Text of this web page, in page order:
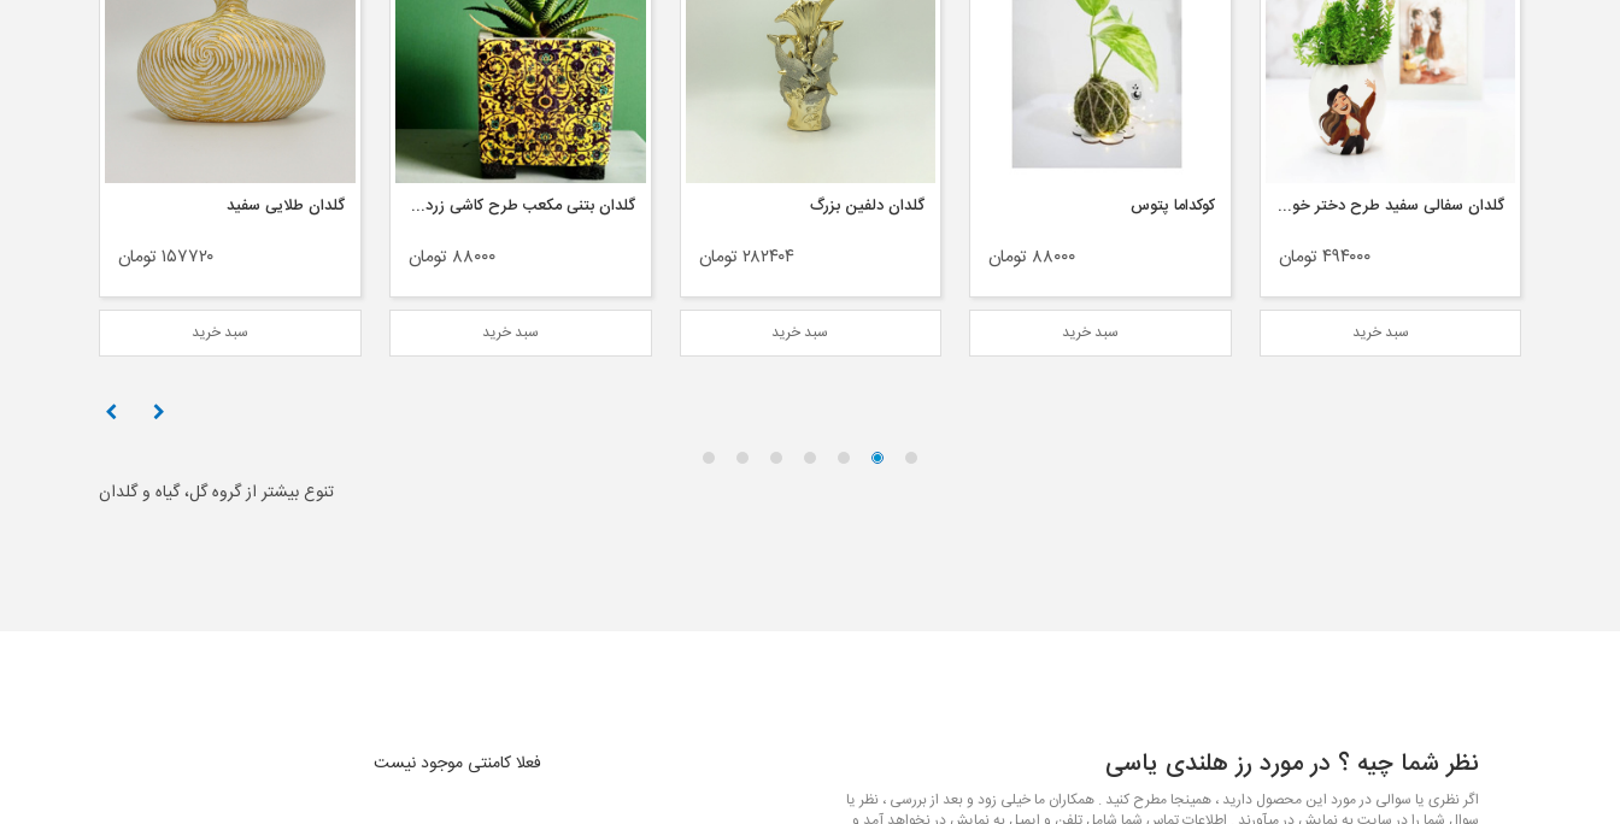
گلدان سفالی سفید طرح دختر خوشحال
۴۹۴۰۰۰ تومان
سبد خرید
کوکداما پتوس
۸۸۰۰۰ تومان
سبد خرید
گلدان دلفین بزرگ
۲۸۲۴۰۴ تومان
سبد خرید
گلدان بتنی مکعب طرح کاشی زرد مشکی
۸۸۰۰۰ تومان
سبد خرید
گلدان طلایی سفید
۱۵۷۷۲۰ تومان
سبد خرید
تنوع بیشتر از گروه گل، گیاه و گلدان
نظر شما چیه ؟ در مورد رز هلندی یاسی
اگر نظری یا سوالی در مورد این محصول دارید ، همینجا مطرح کنید . همکاران ما خیلی زود و بعد از بررسی ، نظر یا
فعلا کامنتی موجود نیست